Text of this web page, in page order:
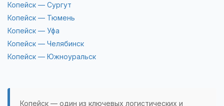
Копейск — Сургут
Копейск — Тюмень
Копейск — Уфа
Копейск — Челябинск
Копейск — Южноуральск
Копейск — один из ключевых логистических и